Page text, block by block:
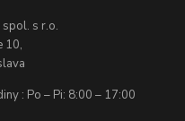
spol. s r.o.
10,
: Po – Pi: 8:00 – 17:00